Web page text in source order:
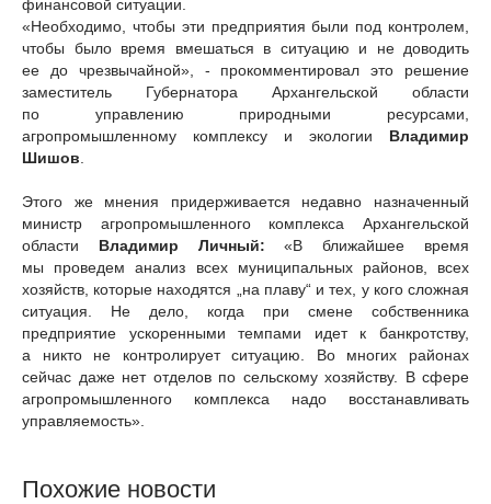
финансовой ситуации.
«Необходимо, чтобы эти предприятия были под контролем,
чтобы было время вмешаться в ситуацию и не доводить
ее до чрезвычайной», - прокомментировал это решение
заместитель Губернатора Архангельской области
по управлению природными ресурсами,
агропромышленному комплексу и экологии Владимир
Шишов
Этого же мнения придерживается недавно назначенный
министр агропромышленного комплекса Архангельской
области Владимир Личный: «В ближайшее время
мы проведем анализ всех муниципальных районов, всех
хозяйств, которые находятся „на плаву“ и тех, у кого сложная
ситуация. Не дело, когда при смене собственника
предприятие ускоренными темпами идет к банкротству,
а никто не контролирует ситуацию. Во многих районах
сейчас даже нет отделов по сельскому хозяйству. В сфере
агропромышленного комплекса надо восстанавливать
управляемость».
Похожие новости